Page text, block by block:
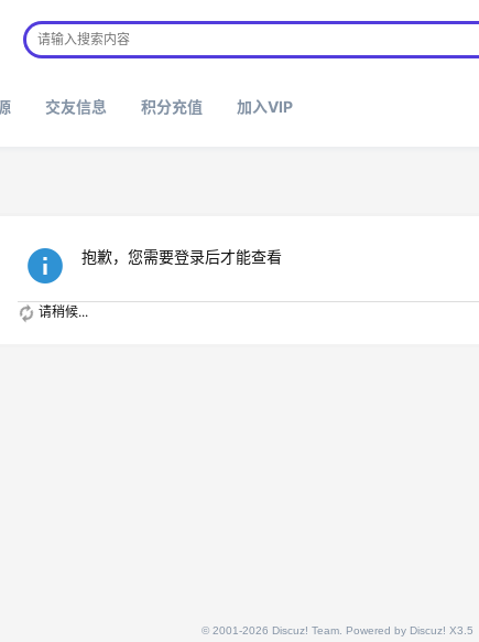
交友信息 积分充值 加入VIP
抱歉，您需要登录后才能查看
请稍候...
© 2001-2026 Discuz! Team. Powered by Discuz! X3.5